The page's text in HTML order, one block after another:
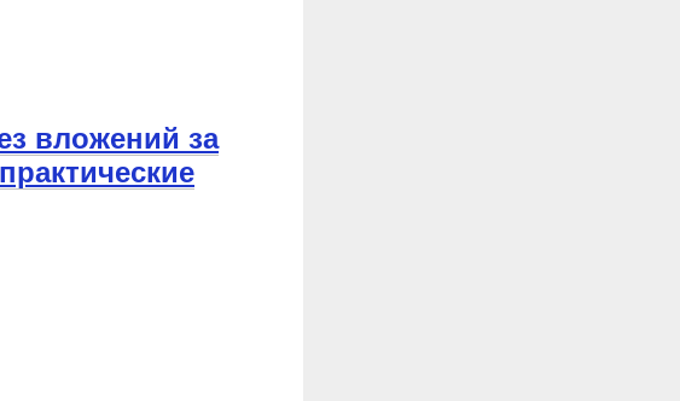
вложений за